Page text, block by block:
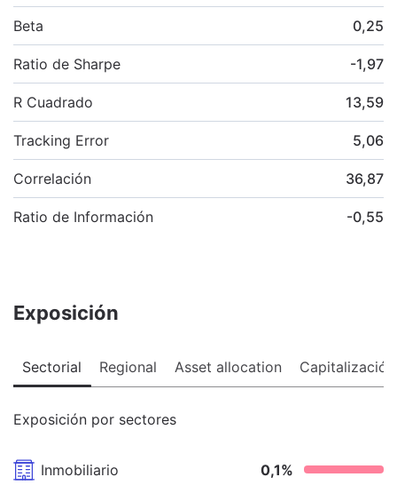
Beta 0,25
Ratio de Sharpe -1,97
R Cuadrado 13,59
Tracking Error 5,06
Correlación 36,87
Ratio de Información -0,55
Exposición
Sectorial Regional Asset allocation Capitalización
Exposición por sectores
Inmobiliario 0,1%